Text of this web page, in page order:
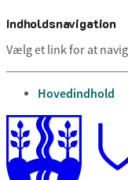
Indholdsnavigation
Vælg et link for at
gå til
Hovedindhold